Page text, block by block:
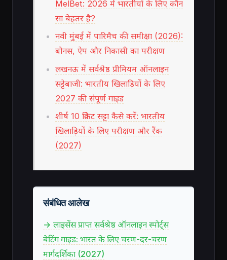
MelBet: 2026 में भारतीयों के लिए कौन
सा बेहतर है?
नवी मुंबई में पारिमैच की समीक्षा (2026):
बोनस, ऐप और निकासी का परीक्षण
लखनऊ में सर्वश्रेष्ठ प्रीमियम ऑनलाइन
सट्टेबाजी: भारतीय खिलाड़ियों के लिए
2027 की संपूर्ण गाइड
शीर्ष 10 क्रिकेट सट्टा कैसे करें: भारतीय
खिलाड़ियों के लिए परीक्षण और रैंक
(2027)
संबंधित आलेख
→ लाइसेंस प्राप्त सर्वश्रेष्ठ ऑनलाइन स्पोर्ट्स
बेटिंग गाइड: भारत के लिए चरण-दर-चरण
मार्गदर्शिका (2027)